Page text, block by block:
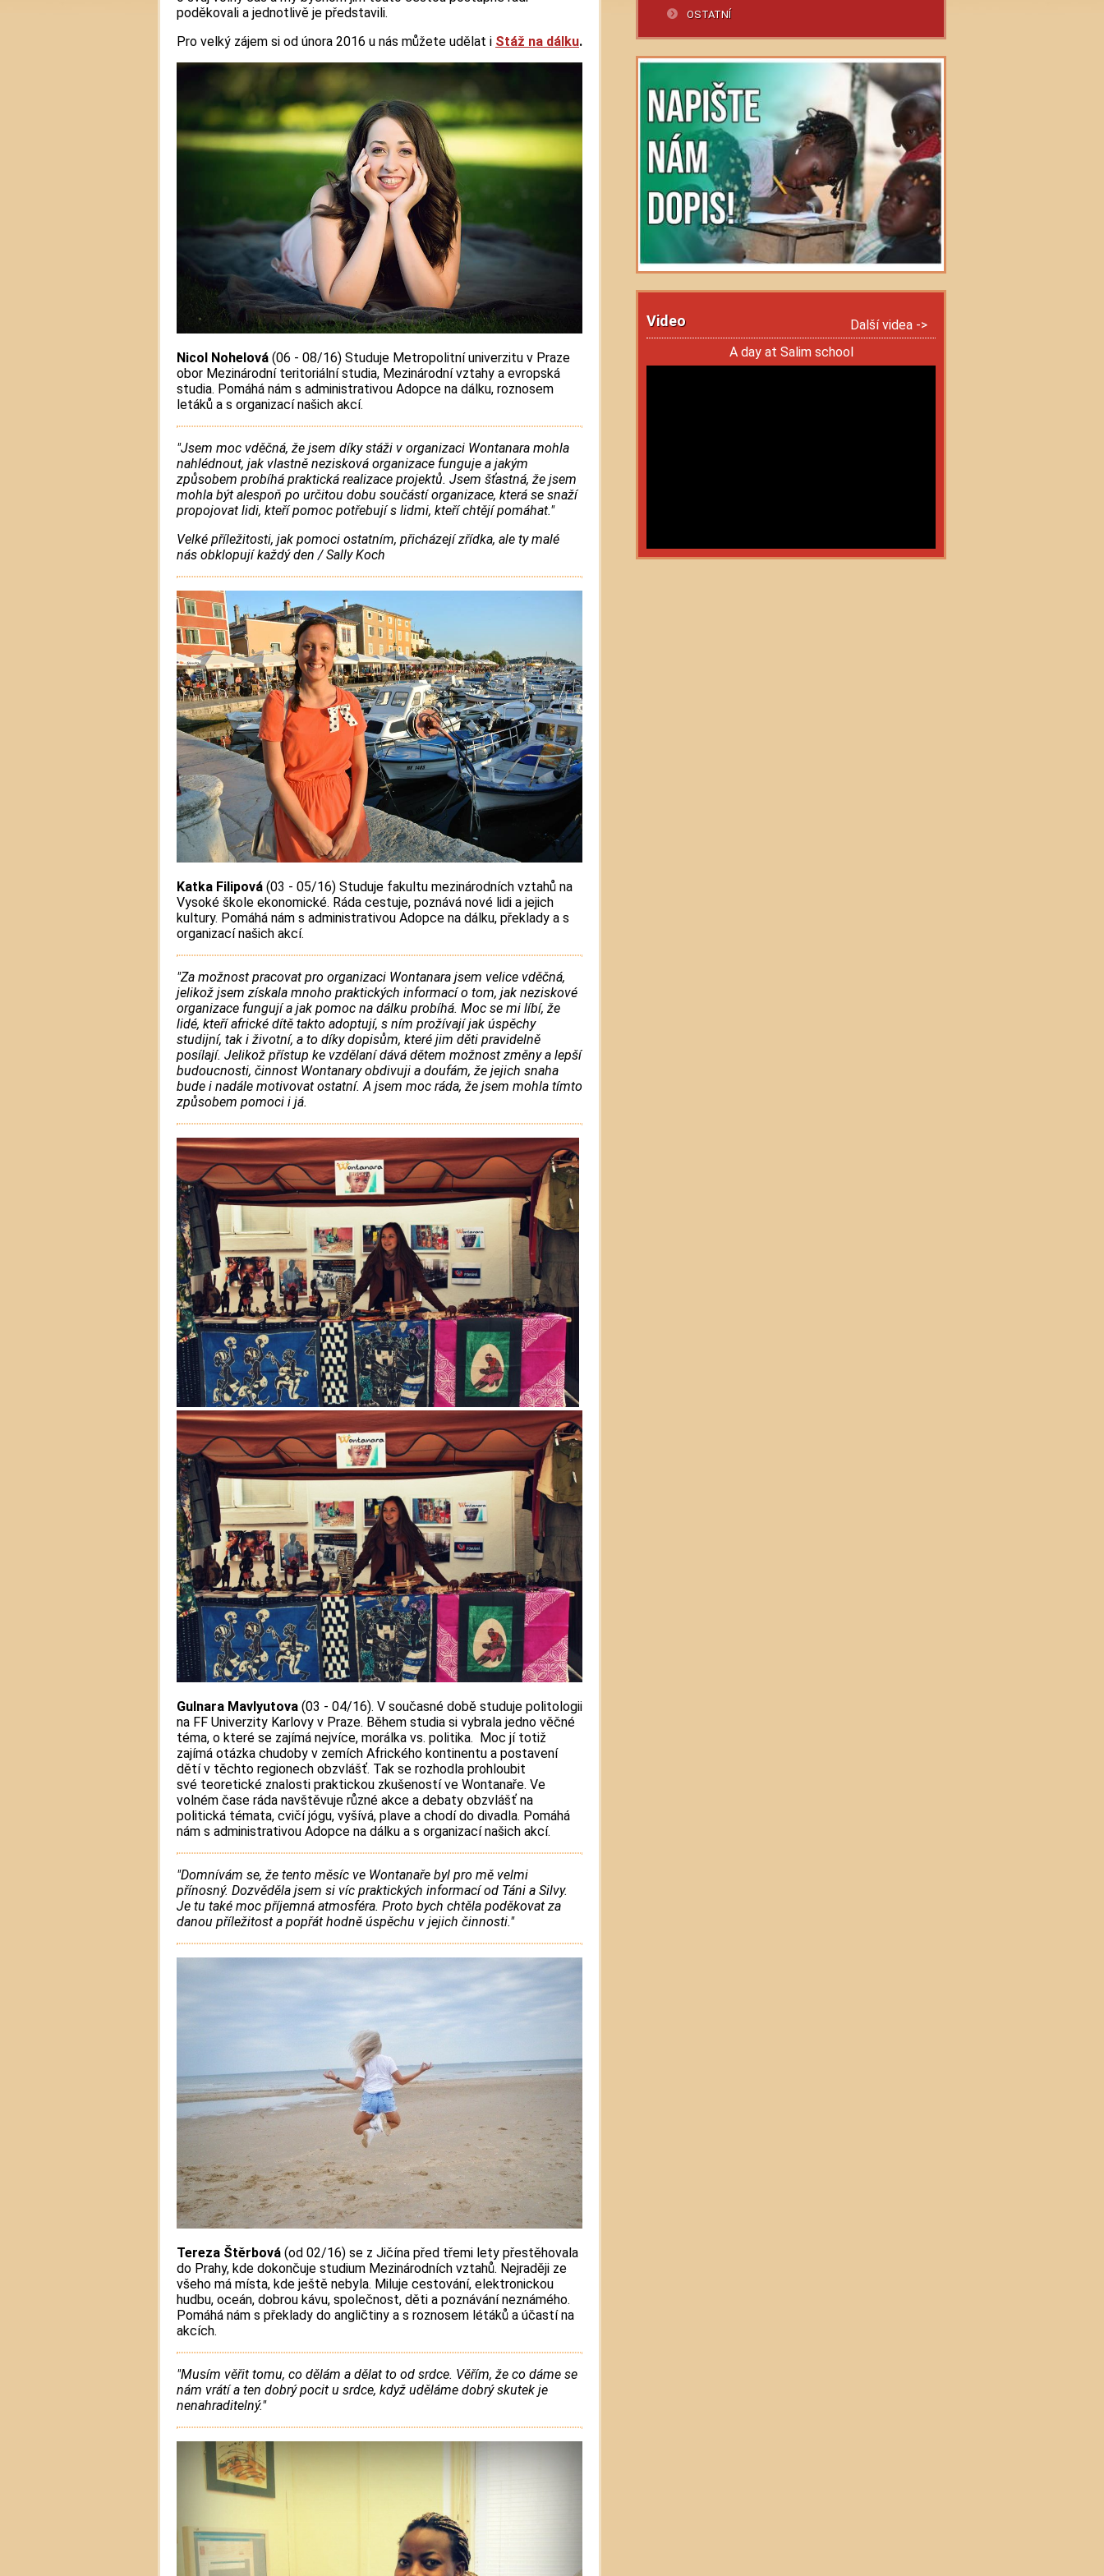
poděkovali a jednotlivě je představili.
Pro velký zájem si od února 2016 u nás můžete udělat i Stáž na dálku.
Nicol Nohelová (06 - 08/16) Studuje Metropolitní univerzitu v Praze
obor Mezinárodní teritoriální studia, Mezinárodní vztahy a evropská
studia. Pomáhá nám s administrativou Adopce na dálku, roznosem
letáků a s organizací našich akcí.
"Jsem moc vděčná, že jsem díky stáži v organizaci Wontanara mohla
nahlédnout, jak vlastně nezisková organizace funguje a jakým
způsobem probíhá praktická realizace projektů. Jsem šťastná, že jsem
mohla být alespoň po určitou dobu součástí organizace, která se snaží
propojovat lidi, kteří pomoc potřebují s lidmi, kteří chtějí pomáhat."
Velké příležitosti, jak pomoci ostatním, přicházejí zřídka, ale ty malé
nás obklopují každý den / Sally Koch
Katka Filipová (03 - 05/16) Studuje fakultu mezinárodních vztahů na
Vysoké škole ekonomické. Ráda cestuje, poznává nové lidi a jejich
kultury. Pomáhá nám s administrativou Adopce na dálku, překlady a s
organizací našich akcí.
"Za možnost pracovat pro organizaci Wontanara jsem velice vděčná,
jelikož jsem získala mnoho praktických informací o tom, jak neziskové
organizace fungují a jak pomoc na dálku probíhá. Moc se mi líbí, že
lidé, kteří africké dítě takto adoptují, s ním prožívají jak úspěchy
studijní, tak i životní, a to díky dopisům, které jim děti pravidelně
posílají. Jelikož přístup ke vzdělaní dává dětem možnost změny a lepší
budoucnosti, činnost Wontanary obdivuji a doufám, že jejich snaha
bude i nadále motivovat ostatní. A jsem moc ráda, že jsem mohla tímto
způsobem pomoci i já.
Gulnara Mavlyutova (03 - 04/16). V současné době studuje politologii
na FF Univerzity Karlovy v Praze. Během studia si vybrala jedno věčné
téma, o které se zajímá nejvíce, morálka vs. politika. Moc jí totiž
zajímá otázka chudoby v zemích Afrického kontinentu a postavení
dětí v těchto regionech obzvlášť. Tak se rozhodla prohloubit
své teoretické znalosti praktickou zkušeností ve Wontanaře. Ve
volném čase ráda navštěvuje různé akce a debaty obzvlášť na
politická témata, cvičí jógu, vyšívá, plave a chodí do divadla. Pomáhá
nám s administrativou Adopce na dálku a s organizací našich akcí.
"Domnívám se, že tento měsíc ve Wontanaře byl pro mě velmi
přínosný. Dozvěděla jsem si víc praktických informací od Táni a Silvy.
Je tu také moc příjemná atmosféra. Proto bych chtěla poděkovat za
danou příležitost a popřát hodně úspěchu v jejich činnosti."
Tereza Štěrbová (od 02/16) se z Jičína před třemi lety přestěhovala
do Prahy, kde dokončuje studium Mezinárodních vztahů. Nejraději ze
všeho má místa, kde ještě nebyla. Miluje cestování, elektronickou
hudbu, oceán, dobrou kávu, společnost, děti a poznávání neznámého.
Pomáhá nám s překlady do angličtiny a s roznosem létáků a účastí na
akcích.
"Musím věřit tomu, co dělám a dělat to od srdce. Věřím, že co dáme se
nám vrátí a ten dobrý pocit u srdce, když uděláme dobrý skutek je
nenahraditelný."
OSTATNÍ
Video
Další videa ->
A day at Salim school